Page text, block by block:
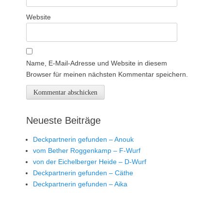
Website
Name, E-Mail-Adresse und Website in diesem
Browser für meinen nächsten Kommentar speichern.
Neueste Beiträge
Deckpartnerin gefunden – Anouk
vom Bether Roggenkamp – F-Wurf
von der Eichelberger Heide – D-Wurf
Deckpartnerin gefunden – Cäthe
Deckpartnerin gefunden – Aika